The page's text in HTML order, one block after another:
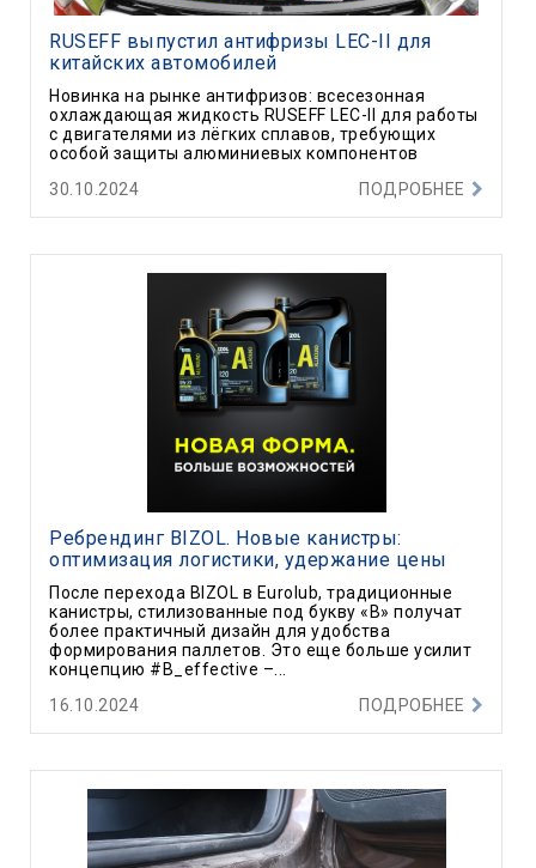
RUSEFF выпустил антифризы LEC-II для
китайских автомобилей
Новинка на рынке антифризов: всесезонная
охлаждающая жидкость RUSEFF LEC-II для работы
с двигателями из лёгких сплавов, требующих
особой защиты алюминиевых компонентов
30.10.2024
ПОДРОБНЕЕ
Ребрендинг BIZOL. Новые канистры:
оптимизация логистики, удержание цены
После перехода BIZOL в Eurolub, традиционные
канистры, стилизованные под букву «В» получат
более практичный дизайн для удобства
формирования паллетов. Это еще больше усилит
концепцию #B_effective –...
16.10.2024
ПОДРОБНЕЕ